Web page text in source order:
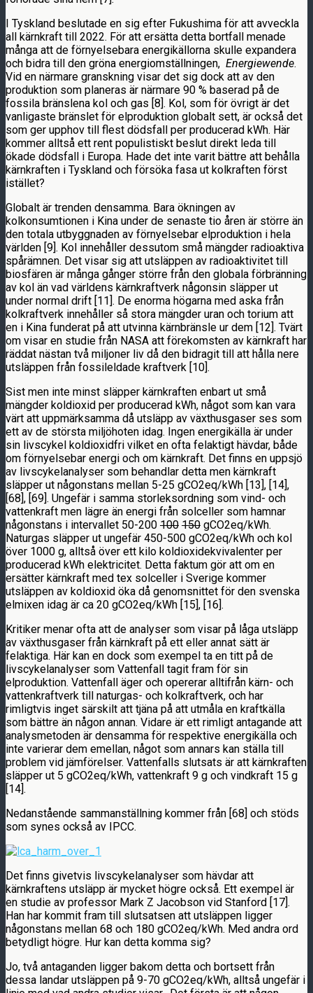
I Tyskland beslutade en sig efter Fukushima för att avveckla
all kärnkraft till 2022. För att ersätta detta bortfall menade
många att de förnyelsebara energikällorna skulle expandera
och bidra till den gröna energiomställningen, Energiewende.
Vid en närmare granskning visar det sig dock att av den
produktion som planeras är närmare 90 % baserad på de
fossila bränslena kol och gas [8]. Kol, som för övrigt är det
vanligaste bränslet för elproduktion globalt sett, är också det
som ger upphov till flest dödsfall per producerad kWh. Här
kommer alltså ett rent populistiskt beslut direkt leda till
ökade dödsfall i Europa. Hade det inte varit bättre att behålla
kärnkraften i Tyskland och försöka fasa ut kolkraften först
istället?
Globalt är trenden densamma. Bara ökningen av
kolkonsumtionen i Kina under de senaste tio åren är större än
den totala utbyggnaden av förnyelsebar elproduktion i hela
världen [9]. Kol innehåller dessutom små mängder radioaktiva
spårämnen. Det visar sig att utsläppen av radioaktivitet till
biosfären är många gånger större från den globala förbränning
av kol än vad världens kärnkraftverk någonsin släpper ut
under normal drift [11]. De enorma högarna med aska från
kolkraftverk innehåller så stora mängder uran och torium att
en i Kina funderat på att utvinna kärnbränsle ur dem [12]. Tvärt
om visar en studie från NASA att förekomsten av kärnkraft har
räddat nästan två miljoner liv då den bidragit till att hålla nere
utsläppen från fossileldade kraftverk [10].
Sist men inte minst släpper kärnkraften enbart ut små
mängder koldioxid per producerad kWh, något som kan vara
värt att uppmärksamma då utsläpp av växthusgaser ses som
ett av de största miljöhoten idag. Ingen energikälla är under
sin livscykel koldioxidfri vilket en ofta felaktigt hävdar, både
om förnyelsebar energi och om kärnkraft. Det finns en uppsjö
av livscykelanalyser som behandlar detta men kärnkraft
släpper ut någonstans mellan 5-25 gCO2eq/kWh [13], [14],
[68], [69]. Ungefär i samma storleksordning som vind- och
vattenkraft men lägre än energi från solceller som hamnar
någonstans i intervallet 50-200 100 150 gCO2eq/kWh.
Naturgas släpper ut ungefär 450-500 gCO2eq/kWh och kol
över 1000 g, alltså över ett kilo koldioxidekvivalenter per
producerad kWh elektricitet. Detta faktum gör att om en
ersätter kärnkraft med tex solceller i Sverige kommer
utsläppen av koldioxid öka då genomsnittet för den svenska
elmixen idag är ca 20 gCO2eq/kWh [15], [16].
Kritiker menar ofta att de analyser som visar på låga utsläpp
av växthusgaser från kärnkraft på ett eller annat sätt är
felaktiga. Här kan en dock som exempel ta en titt på de
livscykelanalyser som Vattenfall tagit fram för sin
elproduktion. Vattenfall äger och opererar alltifrån kärn- och
vattenkraftverk till naturgas- och kolkraftverk, och har
rimligtvis inget särskilt att tjäna på att utmåla en kraftkälla
som bättre än någon annan. Vidare är ett rimligt antagande att
analysmetoden är densamma för respektive energikälla och
inte varierar dem emellan, något som annars kan ställa till
problem vid jämförelser. Vattenfalls slutsats är att kärnkraften
släpper ut 5 gCO2eq/kWh, vattenkraft 9 g och vindkraft 15 g
[14].
Nedanstående sammanställning kommer från [68] och stöds
som synes också av IPCC.
Det finns givetvis livscykelanalyser som hävdar att
kärnkraftens utsläpp är mycket högre också. Ett exempel är
en studie av professor Mark Z Jacobson vid Stanford [17].
Han har kommit fram till slutsatsen att utsläppen ligger
någonstans mellan 68 och 180 gCO2eq/kWh. Med andra ord
betydligt högre. Hur kan detta komma sig?
Jo, två antaganden ligger bakom detta och bortsett från
dessa landar utsläppen på 9-70 gCO2eq/kWh, alltså ungefär i